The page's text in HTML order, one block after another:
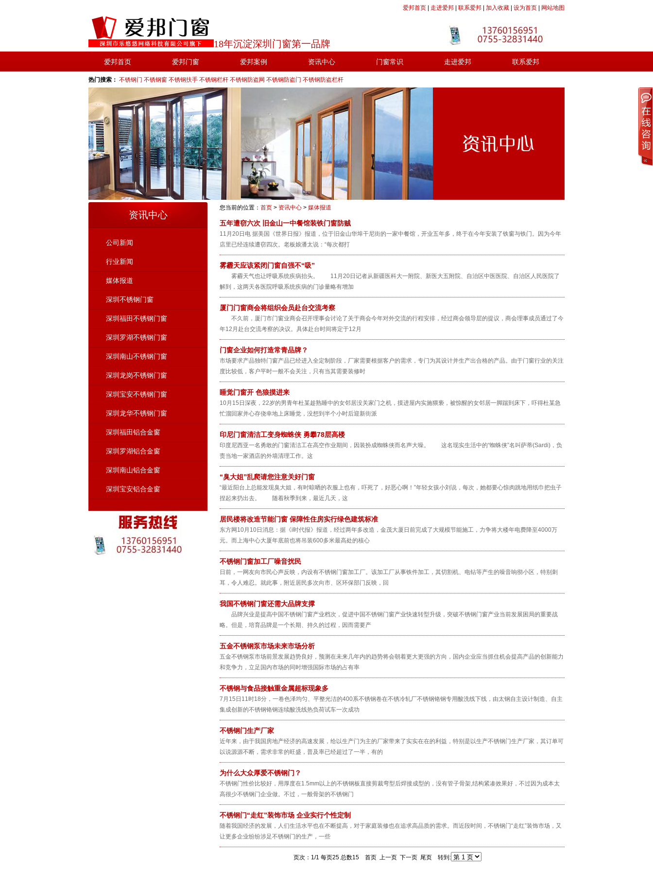
爱邦首页 走进爱邦 联系爱邦 加入收藏 设为首页 网站地图
18年沉淀深圳门窗第一品牌
爱邦首页 爱邦门窗 爱邦案例 资讯中心 门窗常识 走进爱邦 联系爱邦
热门搜索： 不锈钢门 不锈钢窗 不锈钢扶手 不锈钢栏杆 不锈钢防盗网 不锈钢防盗门 不锈钢防盗栏杆
资讯中心
公司新闻
行业新闻
媒体报道
深圳不锈钢门窗
深圳福田不锈钢门窗
深圳罗湖不锈钢门窗
深圳南山不锈钢门窗
深圳龙岗不锈钢门窗
深圳宝安不锈钢门窗
深圳龙华不锈钢门窗
深圳福田铝合金窗
深圳罗湖铝合金窗
深圳南山铝合金窗
深圳宝安铝合金窗
您当前的位置： 首页 > 资讯中心 > 媒体报道
五年遭窃六次 旧金山一中餐馆装铁门窗防贼
11月20日电 据美国《世界日报》报道，位于旧金山华埠干尼街的一家中餐馆，开业五年多，终于在今年安装了铁窗与铁门。因为今年
店里已经连续遭窃四次。老板娘潘太说：“每次都打
雾霾天应该紧闭门窗自强不“吸”
雾霾天气也让呼吸系统疾病抬头。 11月20日记者从新疆医科大一附院、新医大五附院、自治区中医医院、自治区人民医院了
解到，这两天各医院呼吸系统疾病的门诊量略有增加
厦门门窗商会将组织会员赴台交流考察
不久前，厦门市门窗业商会召开理事会讨论了关于商会今年对外交流的行程安排，经过商会领导层的提议，商会理事成员通过了今
年12月赴台交流考察的决议。具体赴台时间将定于12月
门窗企业如何打造常青品牌？
市场要求产品独特门窗产品已经进入全定制阶段，厂家需要根据客户的需求，专门为其设计并生产出合格的产品。由于门窗行业的关注
度比较低，客户平时一般不会关注，只有当其需要装修时
睡觉门窗开 色狼摸进来
10月15日深夜，22岁的男青年杜某趁熟睡中的女邻居没关家门之机，摸进屋内实施猥亵，被惊醒的女邻居一脚踹到床下，吓得杜某急
忙溜回家并心存侥幸地上床睡觉，没想到半个小时后迎新街派
印尼门窗清洁工变身蜘蛛侠 勇攀78层高楼
印度尼西亚一名勇敢的门窗清洁工在高空作业期间，因装扮成蜘蛛侠而名声大噪。 这名现实生活中的“蜘蛛侠”名叫萨蒂(Sardi)，负
责当地一家酒店的外墙清理工作。这
“臭大姐”乱爬请您注意关好门窗
“最近阳台上总能发现臭大姐，有时晾晒的衣服上也有，吓死了，好恶心啊！”年轻女孩小刘说，每次，她都要心惊肉跳地用纸巾把虫子
捏起来扔出去。 随着秋季到来，最近几天，这
居民楼将改造节能门窗 保障性住房实行绿色建筑标准
东方网10月10日消息：据《i时代报》报道，经过两年多改造，金茂大厦日前完成了大规模节能施工，力争将大楼年电费降至4000万
元。而上海中心大厦年底前也将吊装600多米最高处的核心
不锈钢门窗加工厂噪音扰民
日前，一网友向市民心声反映，内设有不锈钢门窗加工厂。该加工厂从事铁件加工，其切割机、电钻等产生的噪音响彻小区，特别刺
耳，令人难忍。就此事，附近居民多次向市、区环保部门反映，回
我国不锈钢门窗还需大品牌支撑
品牌兴业是提高中国不锈钢门窗产业档次，促进中国不锈钢门窗产业快速转型升级，突破不锈钢门窗产业当前发展困局的重要战
略。但是，培育品牌是一个长期、持久的过程，因而需要产
五金不锈钢泵市场未来市场分析
五金不锈钢泵市场前景发展趋势良好，预测在未来几年内的趋势将会朝着更大更强的方向，国内企业应当抓住机会提高产品的创新能力
和竞争力，立足国内市场的同时增强国际市场的占有率
不锈钢与食品接触重金属超标现象多
7月15日11时18分，一卷色泽均匀、平整光洁的400系不锈钢卷在不锈冷轧厂不锈钢铬钢专用酸洗线下线，由太钢自主设计制造、自主
集成创新的不锈钢铬钢连续酸洗线热负荷试车一次成功
不锈钢门生产厂家
近年来，由于我国房地产经济的高速发展，给以生产门为主的厂家带来了实实在在的利益，特别是以生产不锈钢门生产厂家，其订单可
以说源源不断，需求非常的旺盛，普及率已经超过了一半，有的
为什么大众厚爱不锈钢门？
不锈钢门性价比较好，用厚度在1.5mm以上的不锈钢板直接剪裁弯型后焊接成型的，没有管子骨架,结构紧凑效果好，不过因为成本太
高很少不锈钢门企业做。不过，一般骨架的不锈钢门
不锈钢门“走红”装饰市场 企业实行个性定制
随着我国经济的发展，人们生活水平也在不断提高，对于家庭装修也在追求高品质的需求。而近段时间，不锈钢门“走红”装饰市场，又
让更多企业纷纷涉足不锈钢门的生产，一些
页次：1/1 每页25 总数15 首页 上一页 下一页 尾页 转到: